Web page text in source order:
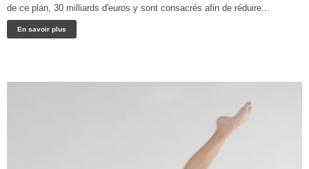
de ce plan, 30 milliards d'euros y sont consacrés afin de réduire...
En savoir plus